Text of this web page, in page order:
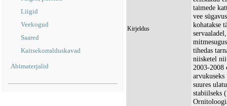
Liigid
Veekogud
Saared
Kaitsekorralduskavad
Abimaterjalid
Kirjeldus
taimede
vee
kohatakse
tihedas
niisketel
2003-2008
suures
stabiilseks